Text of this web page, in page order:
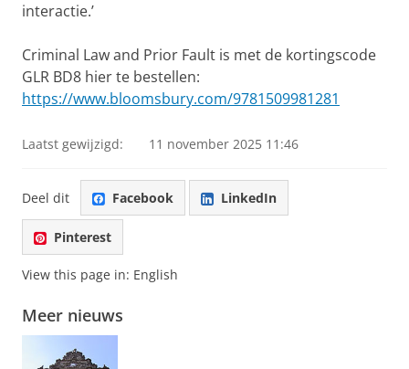
interactie.’
Criminal Law and Prior Fault is met de kortingscode
GLR BD8 hier te bestellen:
https://www.bloomsbury.com/9781509981281
Laatst gewijzigd: 11 november 2025 11:46
Deel dit Facebook LinkedIn
Pinterest
View this page in: English
Meer nieuws